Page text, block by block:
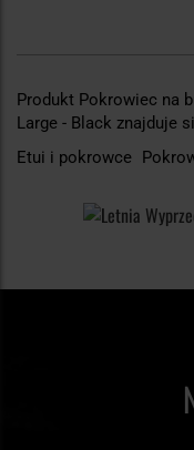
Produkt Pokrowiec na
Large - Black znajduje
Etui i pokrowce